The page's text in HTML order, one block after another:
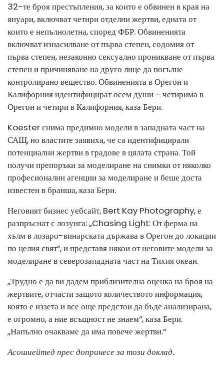
32-те броя престъпления, за които е обвинен в края на
януари, включват четири отделни жертви, едната от
които е непълнолетна, според ФБР. Обвиненията
включват изнасилване от първа степен, содомия от
първа степен, незаконно сексуално проникване от първа
степен и причиняване на друго лице да погълне
контролирано вещество. Обвиненията в Орегон и
Калифорния идентифицират осем души - четирима в
Орегон и четири в Калифорния, каза Бери.
Koester снима предимно модели в западната част на
САЩ, но властите заявиха, че са идентифицирали
потенциални жертви в градове в цялата страна. Той
получи препоръки за моделиране на снимки от няколко
професионални агенции за моделиране и беше доста
известен в бранша, каза Бери.
Неговият бизнес уебсайт, Bert Kay Photography, е
разпръснат с лозунга: „Chasing Light: От ферма на
хълм в лозаро-винарската държава в Орегон до локации
по целия свят“, и представя някои от неговите модели за
моделиране в северозападната част на Тихия океан.
„Трудно е да ви дадем приблизителна оценка на броя на
жертвите, отчасти защото количеството информация,
която е иззета и все още предстои да бъде анализирана,
е огромно, а ние всъщност не знаем“, каза Бери.
„Напълно очакваме да има повече жертви.“
Асошиейтед прес допринесе за този доклад.